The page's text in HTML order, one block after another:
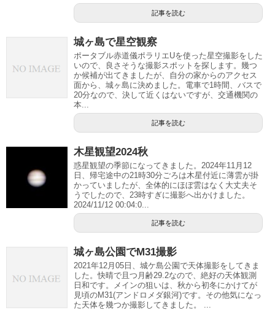
記事を読む
城ヶ島で星空観察
ポータブル赤道儀ポラリエUを使った星空撮影をした
いので、良さそうな撮影スポットを探します。幾つ
か候補が出てきましたが、自分の家からのアクセス
面から、城ヶ島に決めました。電車で1時間、バスで
20分なので、決して近くはないですが、交通機関の
本...
記事を読む
木星観望2024秋
惑星観望の季節になってきました。2024年11月12
日、帰宅途中の21時30分ごろは木星付近に薄雲が掛
かっていましたが、全体的にほぼ雲はなく大丈夫そ
うでしたので、23時すぎに撮影へ出かけました。
2024/11/12 00:04:0...
記事を読む
城ヶ島公園でM31撮影
2021年12月05日、城ケ島公園で天体撮影をしてきま
した。快晴で且つ月齢29.2なので、絶好の天体観測
日和です。メインの狙いは、秋から初冬にかけてが
見頃のM31(アンドロメダ銀河)です。その他気になっ
た天体を幾つか撮影してきました。 ...